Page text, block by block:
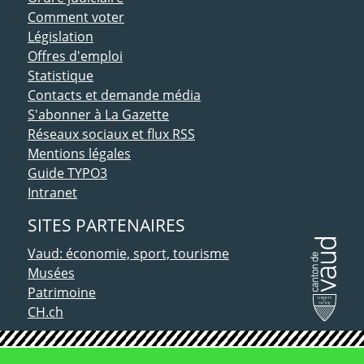
Comment voter
Législation
Offres d'emploi
Statistique
Contacts et demande média
S'abonner à La Gazette
Réseaux sociaux et flux RSS
Mentions légales
Guide TYPO3
Intranet
SITES PARTENAIRES
Vaud: économie, sport, tourisme
Musées
Patrimoine
CH.ch